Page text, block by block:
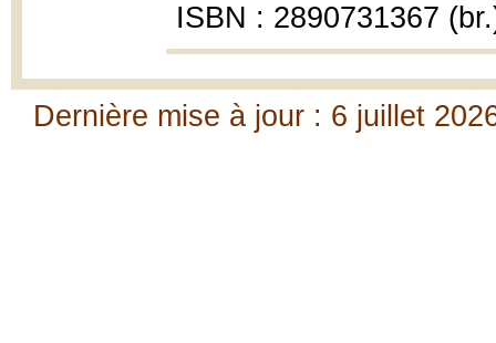
ISBN : 2890731367
Dernière mise à jour : 6 juillet